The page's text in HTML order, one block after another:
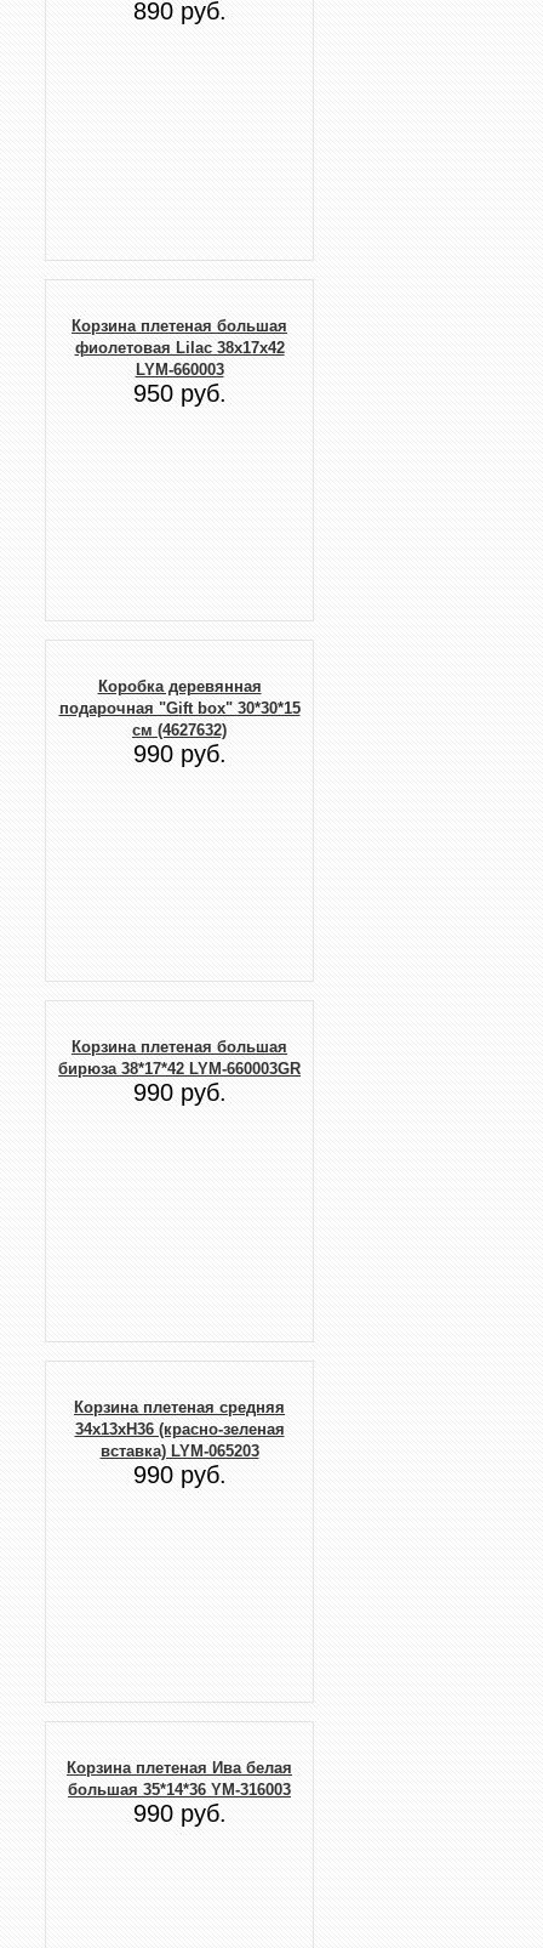
890 руб.
Корзина плетеная большая
фиолетовая Lilac 38х17х42
LYM-660003
950 руб.
Коробка деревянная
подарочная "Gift box" 30*30*15
см (4627632)
990 руб.
Корзина плетеная большая
бирюза 38*17*42 LYM-660003GR
990 руб.
Корзина плетеная cредняя
34x13xH36 (красно-зеленая
вставка) LYM-065203
990 руб.
Корзина плетеная Ива белая
большая 35*14*36 YM-316003
990 руб.